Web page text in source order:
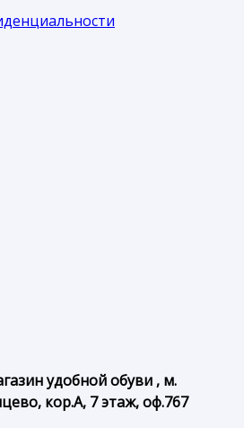
удобной обуви , м.
кор.А, 7 этаж, оф.767